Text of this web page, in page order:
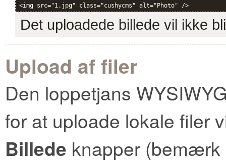
<img src="1.jpg" class="cushycms" alt="Photo" />
Det uploadede billede vil ikke
Upload af filer
Den loppetjans
for at uploade lokale filer
Billede knapper (bemærk